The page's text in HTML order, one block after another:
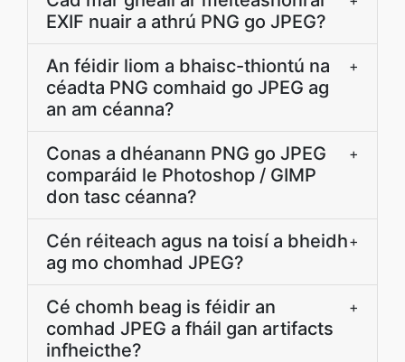
EXIF nuair a athrú PNG go JPEG?
An féidir liom a bhaisc-thiontú na
céadta PNG comhaid go JPEG ag
an am céanna?
+
Conas a dhéanann PNG go JPEG
comparáid le Photoshop / GIMP
don tasc céanna?
+
Cén réiteach agus na toisí a bheidh
ag mo chomhad JPEG?
+
Cé chomh beag is féidir an
comhad JPEG a fháil gan artifacts
infheicthe?
+